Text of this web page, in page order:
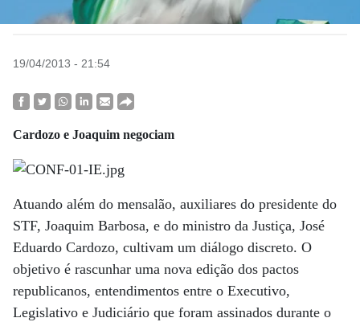
19/04/2013 - 21:54
Cardozo e Joaquim negociam
Atuando além do mensalão, auxiliares do presidente do
STF, Joaquim Barbosa, e do ministro da Justiça, José
Eduardo Cardozo, cultivam um diálogo discreto. O
objetivo é rascunhar uma nova edição dos pactos
republicanos, entendimentos entre o Executivo,
Legislativo e Judiciário que foram assinados durante o